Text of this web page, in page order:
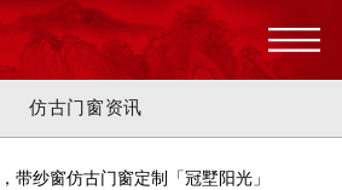
仿古门窗资讯
带纱窗仿古门窗定制「冠墅阳光」